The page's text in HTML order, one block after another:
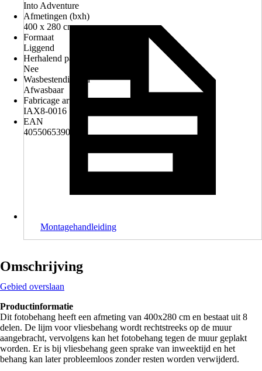
Into Adventure
Afmetingen (bxh)
400 x 280 cm
Formaat
Liggend
Herhalend patroon
Nee
Wasbestendigheid
Afwasbaar
Fabricage artikelnummer
IAX8-0016
EAN
4055065390166
Montagehandleiding
Omschrijving
Gebied overslaan
Productinformatie
Dit fotobehang heeft een afmeting van 400x280 cm en bestaat uit 8
delen. De lijm voor vliesbehang wordt rechtstreeks op de muur
aangebracht, vervolgens kan het fotobehang tegen de muur geplakt
worden. Er is bij vliesbehang geen sprake van inweektijd en het
behang kan later probleemloos zonder resten worden verwijderd.